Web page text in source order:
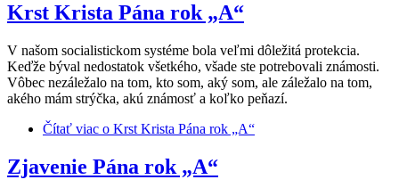
Krst Krista Pána rok „A“
V našom socialistickom systéme bola veľmi dôležitá protekcia.
Keďže býval nedostatok všetkého, všade ste potrebovali známosti.
Vôbec nezáležalo na tom, kto som, aký som, ale záležalo na tom,
akého mám strýčka, akú známosť a koľko peňazí.
Čítať viac o Krst Krista Pána rok „A“
Zjavenie Pána rok „A“